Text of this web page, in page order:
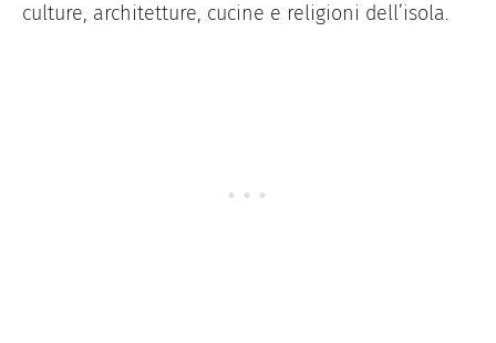
culture, architetture, cucine e religioni dell’isola.